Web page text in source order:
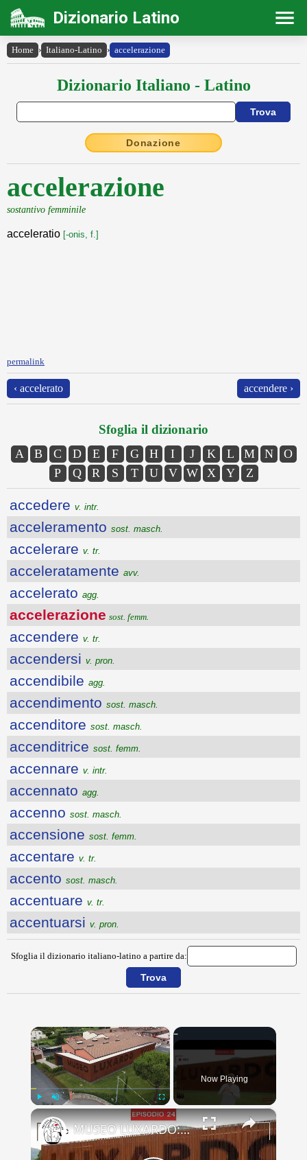
Dizionario Latino
Home › Italiano-Latino › accelerazione
Dizionario Italiano - Latino
Donazione
accelerazione
sostantivo femminile
acceleratio [-onis, f.]
permalink
‹ accelerato accendere ›
Sfoglia il dizionario
A B C D E F G H I J K L M N
O
P
Q R S T U V W X Y Z
accedere v. intr.
acceleramento sost. masch.
accelerare v. tr.
acceleratamente avv.
accelerato agg.
accelerazione sost. femm.
accendere v. tr.
accendersi v. pron.
accendibile agg.
accendimento sost. masch.
accenditore sost. masch.
accenditrice sost. femm.
accennare v. intr.
accennato agg.
accenno sost. masch.
accensione sost. femm.
accentare v. tr.
accento sost. masch.
accentuare v. tr.
accentuarsi v. pron.
Sfoglia il dizionario italiano-latino a partire da:
×
Fullscreen
Now Playing
×
MUSEO LUXARDO: Un Viaggio nel Tempo e nel Gusto